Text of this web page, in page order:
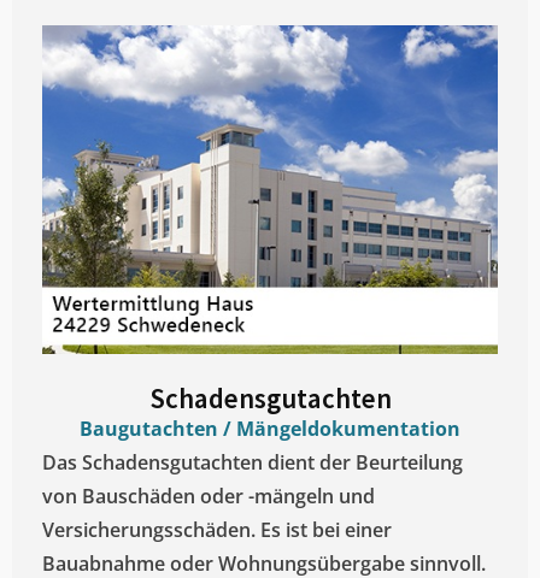
Schadensgutachten
Baugutachten / Mängeldokumentation
Das Schadensgutachten dient der Beurteilung
von Bauschäden oder -mängeln und
Versicherungsschäden. Es ist bei einer
Bauabnahme oder Wohnungsübergabe sinnvoll.